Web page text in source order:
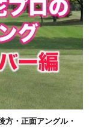
方・正面アングル・